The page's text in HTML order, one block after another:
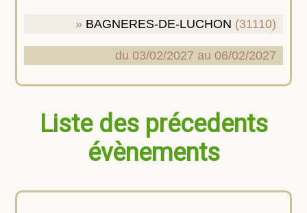
BAGNERES-DE-LUCHON (31110)
du 03/02/2027 au 06/02/2027
Liste des précedents
évènements